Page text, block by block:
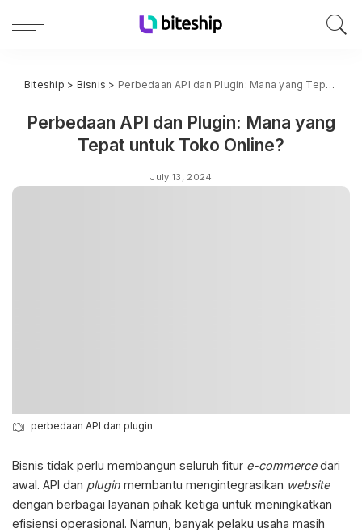
Biteship > Bisnis > Perbedaan API dan Plugin: Mana yang Tepat untuk Toko Online?
Perbedaan API dan Plugin: Mana yang
Tepat untuk Toko Online?
July 13, 2024
perbedaan API dan plugin
Bisnis tidak perlu membangun seluruh fitur e-commercedari
awal. API dan plugin membantu mengintegrasikan website
dengan berbagai layanan pihak ketiga untuk meningkatkan
efisiensi operasional. Namun, banyak pelaku usaha masih